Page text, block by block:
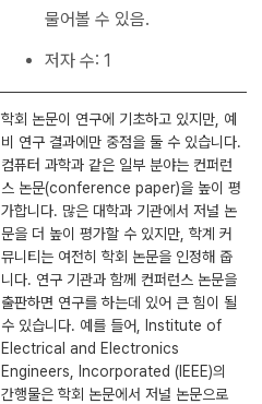
물어볼 수 있음.
저자 수: 1
학회 논문이 연구에 기초하고 있지만, 예
비 연구 결과에만 중점을 둘 수 있습니다.
컴퓨터 과학과 같은 일부 분야는 컨퍼런
스 논문(conference paper)을 높이 평
가합니다. 많은 대학과 기관에서 저널 논
문을 더 높이 평가할 수 있지만, 학계 커
뮤니티는 여전히 학회 논문을 인정해 줍
니다. 연구 기관과 함께 컨퍼런스 논문을
출판하면 연구를 하는데 있어 큰 힘이 될
수 있습니다. 예를 들어, Institute of
Electrical and Electronics
Engineers, Incorporated (IEEE)의
간행물은 학회 논문에서 저널 논문으로